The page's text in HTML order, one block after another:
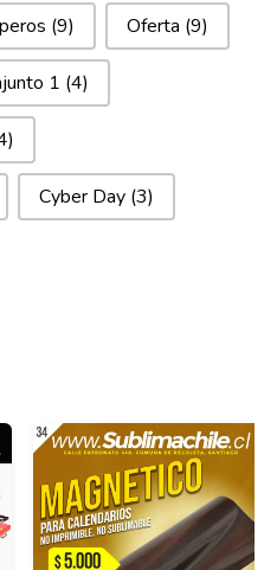
(9) Oferta (9)
1 (4)
Cyber Day (3)